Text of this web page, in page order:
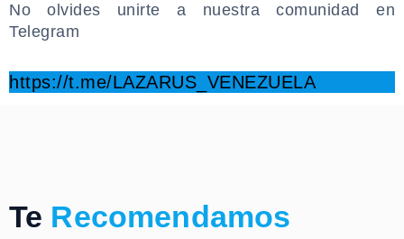
No olvides unirte a nuestra comunidad en
Telegram
https://t.me/LAZARUS_VENEZUELA
Te Recomendamos